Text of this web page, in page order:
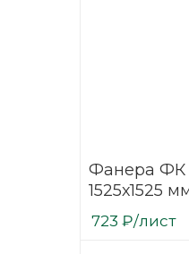
Фанера ФК
1525х1525
березовая
723 ₽/лист